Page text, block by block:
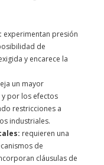
experimentan presión
de
y encarece la
un mayor
por los efectos
restricciones a
industriales.
requieren una
de
cláusulas de